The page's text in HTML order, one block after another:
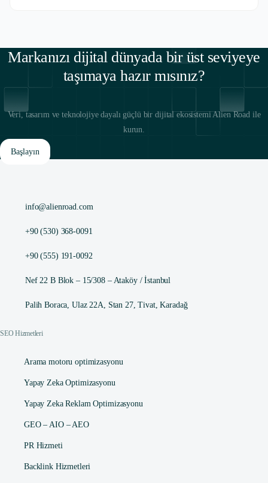
Markanızı dijital dünyada bir üst seviyeye
taşımaya hazır mısınız?
Veri, tasarım ve teknolojiye dayalı güçlü bir dijital ekosistemi Alien Road ile
kurun.
Başlayın
info@alienroad.com
+90 (530) 368-0091
+90 (555) 191-0092
Nef 22 B Blok – 15/308 – Ataköy / İstanbul
Palih Boraca, Ulaz 22A, Stan 27, Tivat, Karadağ
SEO Hizmetleri
Arama motoru optimizasyonu
Yapay Zeka Optimizasyonu
Yapay Zeka Reklam Optimizasyonu
GEO – AIO – AEO
PR Hizmeti
Backlink Hizmetleri